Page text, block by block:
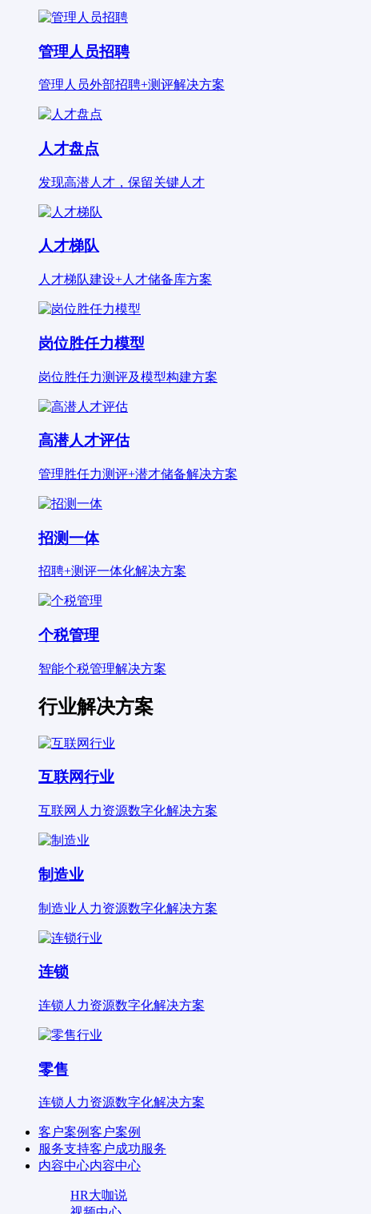
管理人员招聘
管理人员外部招聘+测评解决方案
人才盘点
发现高潜人才，保留关键人才
人才梯队
人才梯队建设+人才储备库方案
岗位胜任力模型
岗位胜任力测评及模型构建方案
高潜人才评估
管理胜任力测评+潜才储备解决方案
招测一体
招聘+测评一体化解决方案
个税管理
智能个税管理解决方案
行业解决方案
互联网行业
互联网人力资源数字化解决方案
制造业
制造业人力资源数字化解决方案
连锁
连锁人力资源数字化解决方案
零售
连锁人力资源数字化解决方案
客户案例客户案例
服务支持客户成功服务
内容中心内容中心
HR大咖说